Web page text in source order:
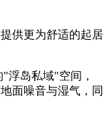
供更为舒适的起居
浮岛私域"空间，
面噪音与湿气，同